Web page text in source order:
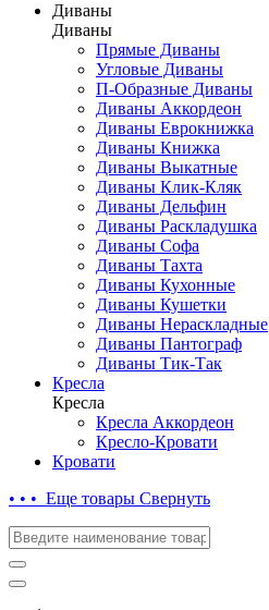
Диваны
Диваны
Прямые Диваны
Угловые Диваны
П-Образные Диваны
Диваны Аккордеон
Диваны Еврокнижка
Диваны Книжка
Диваны Выкатные
Диваны Клик-Кляк
Диваны Дельфин
Диваны Раскладушка
Диваны Софа
Диваны Тахта
Диваны Кухонные
Диваны Кушетки
Диваны Нераскладные
Диваны Пантограф
Диваны Тик-Так
Кресла
Кресла
Кресла Аккордеон
Кресло-Кровати
Кровати
• • • Еще товары Свернуть